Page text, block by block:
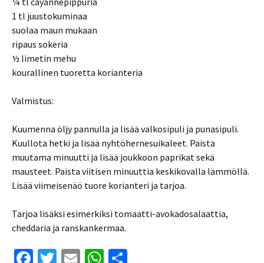
1 tl juustokuminaa
suolaa maun mukaan
ripaus sokeria
½ limetin mehu
kourallinen tuoretta korianteria
Valmistus:
Kuumenna öljy pannulla ja lisää valkosipuli ja punasipuli.
Kuullota hetki ja lisää nyhtöhernesuikaleet. Paista
muutama minuutti ja lisää joukkoon paprikat sekä
mausteet. Paista viitisen minuuttia keskikovalla lämmöllä.
Lisää viimeisenäö tuore korianteri ja tarjoa.
Tarjoa lisäksi esimerkiksi tomaatti-avokadosalaattia,
cheddaria ja ranskankermaa.